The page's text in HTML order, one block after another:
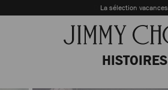
La sélection vacances
HISTOIRES